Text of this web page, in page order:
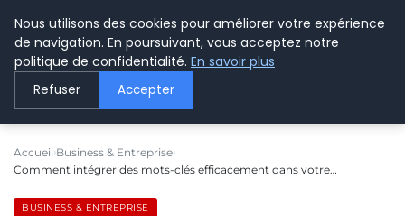
LE WEBMARKETING
Accueil Business & Entreprise
Comment intégrer des mots-clés efficacement dans votre…
BUSINESS & ENTREPRISE
Nous utilisons des cookies pour améliorer votre expérience
de navigation. En poursuivant, vous acceptez notre
politique de confidentialité. En savoir plus
Refuser Accepter